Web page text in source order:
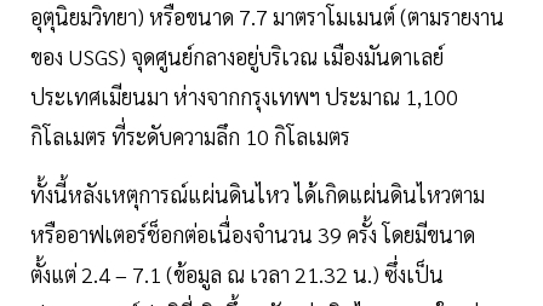
อุตุนิยมวิทยา) หรือขนาด 7.7 มาตราโมเมนต์ (ตามรายงาน
ของ USGS) จุดศูนย์กลางอยู่บริเวณ เมืองมันดาเลย์
ประเทศเมียนมา ห่างจากกรุงเทพฯ ประมาณ 1,100
กิโลเมตร ที่ระดับความลึก 10 กิโลเมตร
ทั้งนี้หลังเหตุการณ์แผ่นดินไหว ได้เกิดแผ่นดินไหวตาม
หรืออาฟเตอร์ช็อกต่อเนื่องจำนวน 39 ครั้ง โดยมีขนาด
ตั้งแต่ 2.4 – 7.1 (ข้อมูล ณ เวลา 21.32 น.) ซึ่งเป็น